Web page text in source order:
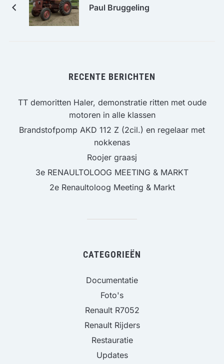
Paul Bruggeling
RECENTE BERICHTEN
TT demoritten Haler, demonstratie ritten met oude
motoren in alle klassen
Brandstofpomp AKD 112 Z (2cil.) en regelaar met
nokkenas
Roojer graasj
3e RENAULTOLOOG MEETING & MARKT
2e Renaultoloog Meeting & Markt
CATEGORIEËN
Documentatie
Foto's
Renault R7052
Renault Rijders
Restauratie
Updates